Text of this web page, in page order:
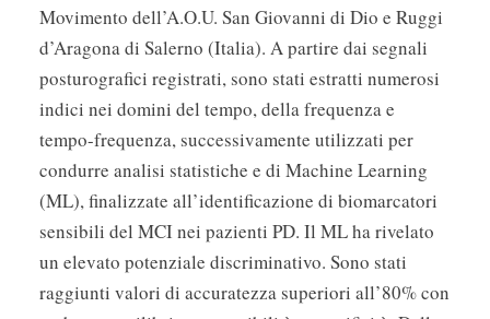
Movimento dell’A.O.U. San Giovanni di Dio e Ruggi
d’Aragona di Salerno (Italia). A partire dai segnali
posturografici registrati, sono stati estratti numerosi
indici nei domini del tempo, della frequenza e
tempo-frequenza, successivamente utilizzati per
condurre analisi statistiche e di Machine Learning
(ML), finalizzate all’identificazione di biomarcatori
sensibili del MCI nei pazienti PD. Il ML ha rivelato
un elevato potenziale discriminativo. Sono stati
raggiunti valori di accuratezza superiori all’80% con